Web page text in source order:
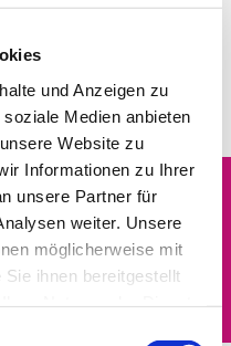
und Anzeigen zu
Medien anbieten
Website zu
Informationen zu Ihrer
unsere Partner für
weiter. Unsere
möglicherweise mit
ihnen bereitgestellt
Sie auch